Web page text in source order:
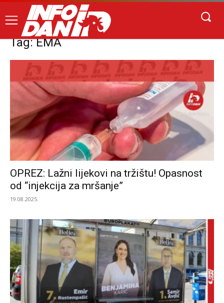
Tag: EMA
OPREZ: Lažni lijekovi na tržištu! Opasnost
od “injekcija za mršanje”
19.08.2025.